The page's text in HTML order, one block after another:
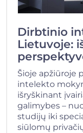
Dirbtinio
Lietuvoje:
Šioje apžiūroje
intelekto
išryškinant
galimybes –
studijų iki
siūlomų